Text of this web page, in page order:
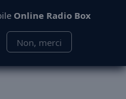
Online Radio Box
Non, merci